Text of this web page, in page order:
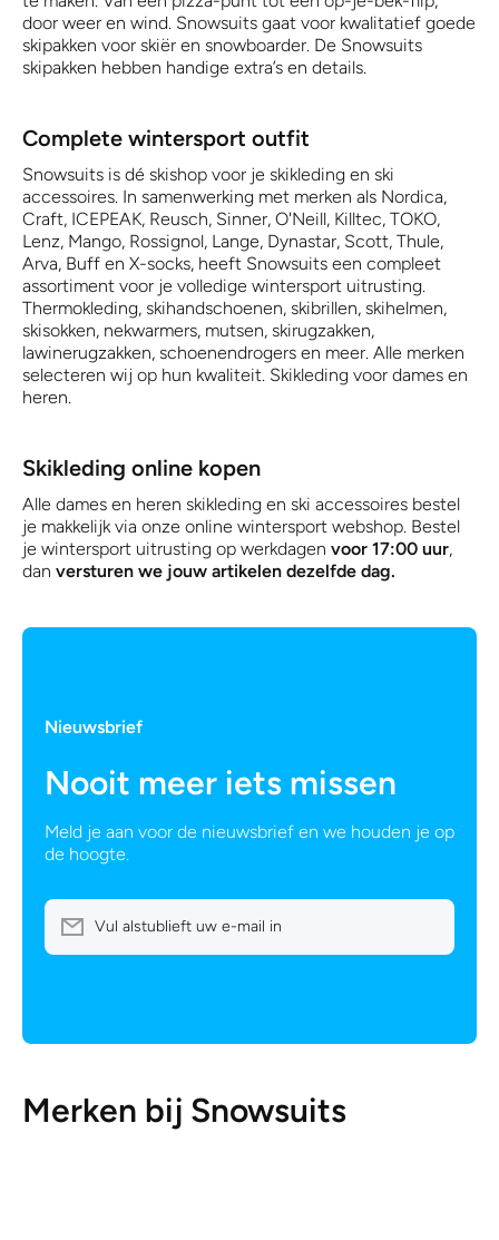
door weer en wind. Snowsuits gaat voor kwalitatief goede
skipakken voor skiër en snowboarder. De Snowsuits
skipakken hebben handige extra’s en details.
Complete wintersport outfit
Snowsuits is dé skishop voor je skikleding en ski
accessoires. In samenwerking met merken als Nordica,
Craft, ICEPEAK, Reusch, Sinner, O'Neill, Killtec, TOKO,
Lenz, Mango, Rossignol, Lange, Dynastar, Scott, Thule,
Arva, Buff en X-socks, heeft Snowsuits een compleet
assortiment voor je volledige wintersport uitrusting.
Thermokleding, skihandschoenen, skibrillen, skihelmen,
skisokken, nekwarmers, mutsen, skirugzakken,
lawinerugzakken, schoenendrogers en meer. Alle merken
selecteren wij op hun kwaliteit. Skikleding voor dames en
heren.
Skikleding online kopen
Alle dames en heren skikleding en ski accessoires bestel
je makkelijk via onze online wintersport webshop. Bestel
je wintersport uitrusting op werkdagen voor 17:00 uur,
dan versturen we jouw artikelen dezelfde dag.
Nieuwsbrief
Nooit meer iets missen
Meld je aan voor de nieuwsbrief en we houden je op
de hoogte.
Vul alstublieft uw e-mail in
Merken bij Snowsuits